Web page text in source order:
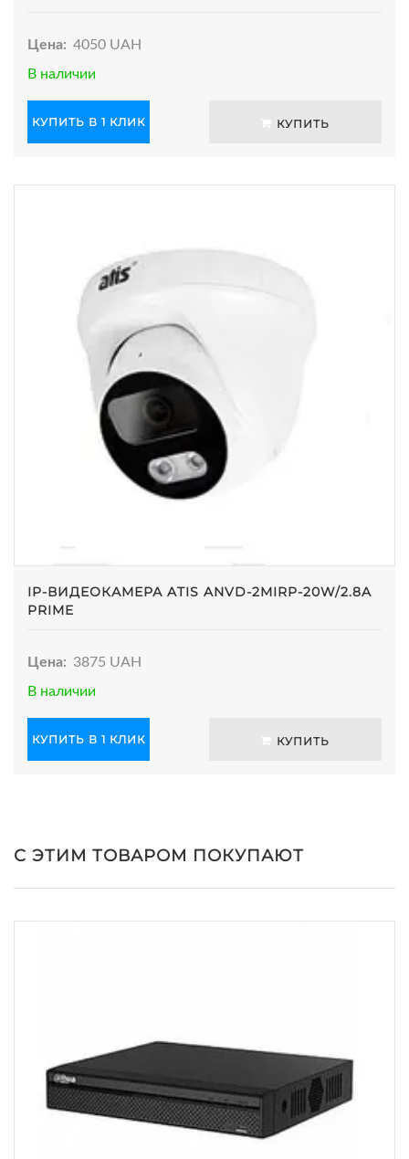
Цена: 4050 UAH
В наличии
КУПИТЬ В 1 КЛИК КУПИТЬ
IP-ВИДЕОКАМЕРА ATIS ANVD-2MIRP-20W/2.8A
PRIME
Цена: 3875 UAH
В наличии
КУПИТЬ В 1 КЛИК КУПИТЬ
С ЭТИМ ТОВАРОМ ПОКУПАЮТ